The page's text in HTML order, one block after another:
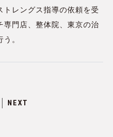
レングス指導の依頼を受
専門店、整体院、東京の治
。
NEXT